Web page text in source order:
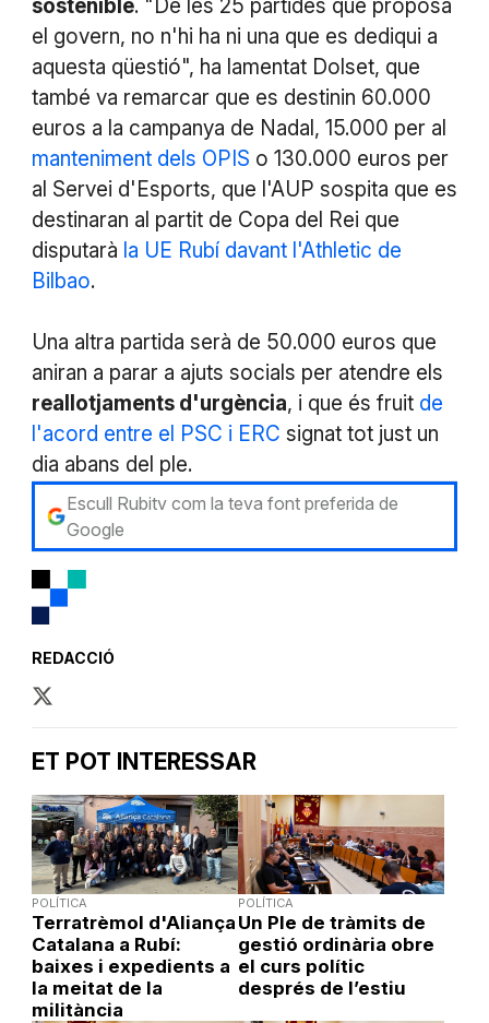
sostenible. "De les 25 partides que proposa
el govern, no n'hi ha ni una que es dediqui a
aquesta qüestió", ha lamentat Dolset, que
també va remarcar que es destinin 60.000
euros a la campanya de Nadal, 15.000 per al
manteniment dels OPIS o 130.000 euros per
al Servei d'Esports, que l'AUP sospita que es
destinaran al partit de Copa del Rei que
disputarà la UE Rubí davant l'Athletic de
Bilbao.
Una altra partida serà de 50.000 euros que
aniran a parar a ajuts socials per atendre els
reallotjaments d'urgència, i que és fruit de
l'acord entre el PSC i ERC signat tot just un
dia abans del ple.
Escull Rubitv com la teva font preferida de
Google
REDACCIÓ
ET POT INTERESSAR
POLÍTICA
Terratrèmol d'Aliança
Catalana a Rubí:
baixes i expedients a
la meitat de la
militància
POLÍTICA
Un Ple de tràmits de
gestió ordinària obre
el curs polític
després de l’estiu